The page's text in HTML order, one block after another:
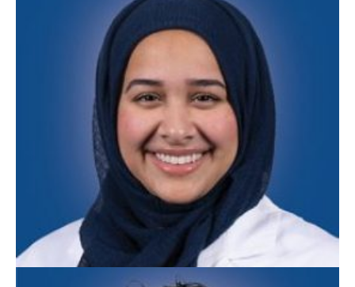
Amanda Reynolds, APN
Medicina Familiar